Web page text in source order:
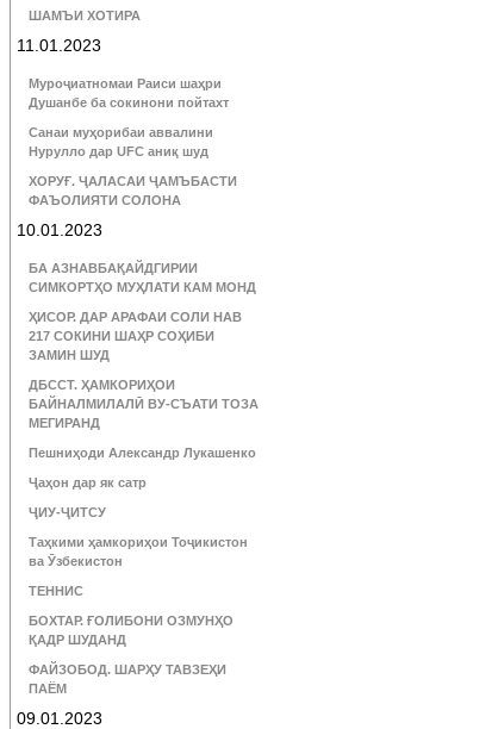
ШАМЪИ ХОТИРА
11.01.2023
Муроҷиатномаи Раиси шаҳри
Душанбе ба сокинони пойтахт
Санаи муҳорибаи аввалини
Нурулло дар UFC аниқ шуд
ХОРУҒ. ҶАЛАСАИ ҶАМЪБАСТИ
ФАЪОЛИЯТИ СОЛОНА
10.01.2023
БА АЗНАВБАҚАЙДГИРИИ
СИМКОРТҲО МУҲЛАТИ КАМ МОНД
ҲИСОР. ДАР АРАФАИ СОЛИ НАВ
217 СОКИНИ ШАҲР СОҲИБИ
ЗАМИН ШУД
ДБССТ. ҲАМКОРИҲОИ
БАЙНАЛМИЛАЛӢ ВУ-СЪАТИ ТОЗА
МЕГИРАНД
Пешниҳоди Александр Лукашенко
Ҷаҳон дар як сатр
ҶИУ-ҶИТСУ
Таҳкими ҳамкориҳои Тоҷикистон
ва Ӯзбекистон
ТЕННИС
БОХТАР. ҒОЛИБОНИ ОЗМУНҲО
ҚАДР ШУДАНД
ФАЙЗОБОД. ШАРҲУ ТАВЗЕҲИ
ПАЁМ
09.01.2023